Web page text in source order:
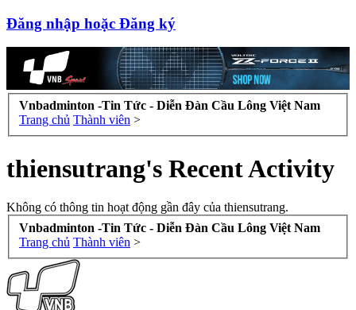
Đăng nhập hoặc Đăng ký
Vnbadminton -Tin Tức - Diễn Đàn Cầu Lông Việt Nam
Trang chủ Thành viên >
thiensutrang's Recent Activity
Không có thông tin hoạt động gần đây của thiensutrang.
Vnbadminton -Tin Tức - Diễn Đàn Cầu Lông Việt Nam
Trang chủ Thành viên >